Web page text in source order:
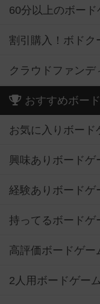
60分以上のボー
割引購入！ボドク
クラウドファンデ
おすすめボー
お気に入りボード
興味ありボードゲ
経験ありボードゲ
持ってるボードゲ
高評価ボードゲー
2人用ボードゲー